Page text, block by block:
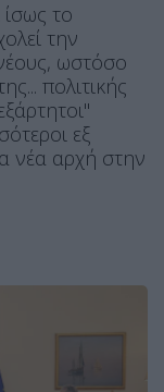
το
την
ωστόσο
πολιτικής
εξ
νέα αρχή στην